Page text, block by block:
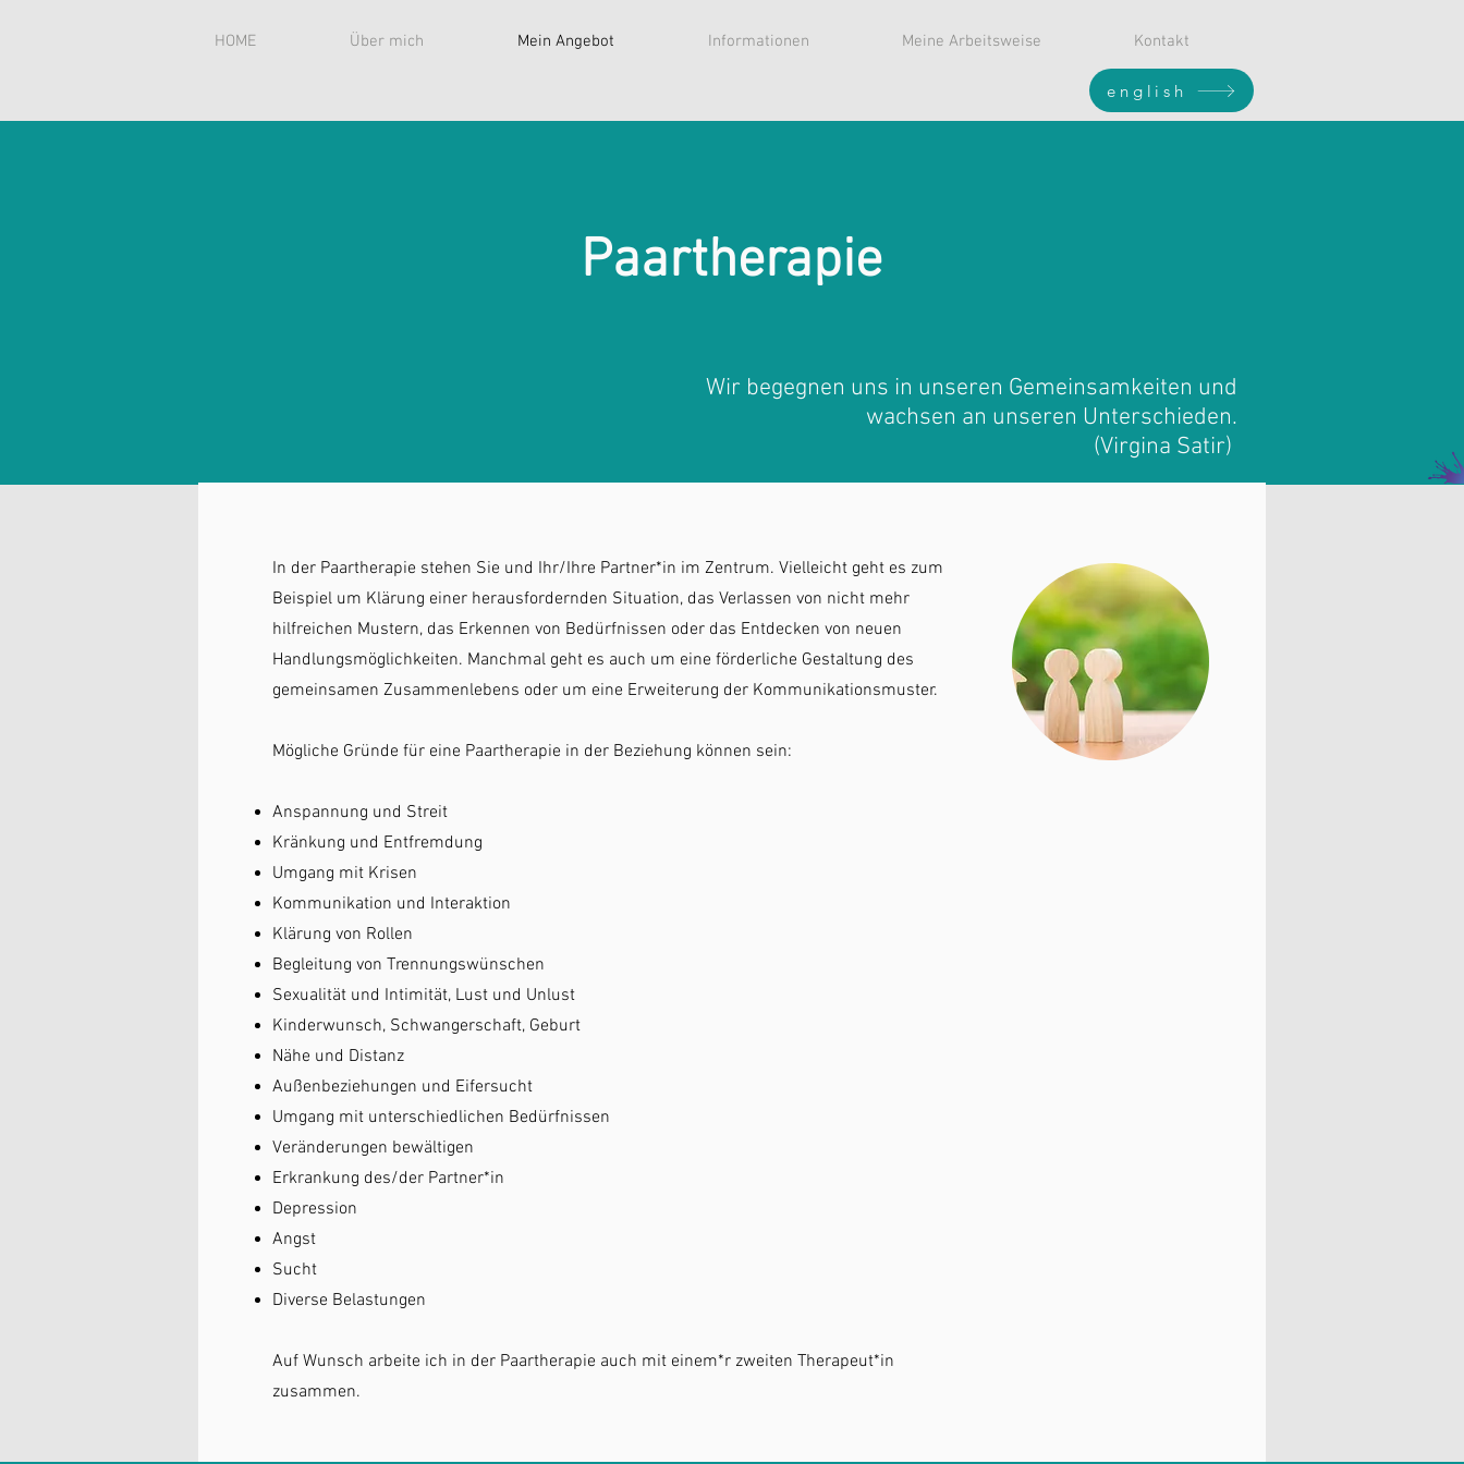
HOME Über mich Mein Angebot Informationen Meine Arbeitsweise Kontakt
english
Paartherapie
Wir begegnen uns in unseren Gemeinsamkeiten und
wachsen an unseren Unterschieden.
(Virgina Satir)
In der Paartherapie stehen Sie und Ihr/Ihre Partner*in im Zentrum. Vielleicht geht es zum
Beispiel um Klärung einer herausfordernden Situation, das Verlassen von nicht mehr
hilfreichen Mustern, das Erkennen von Bedürfnissen oder das Entdecken von neuen
Handlungsmöglichkeiten. Manchmal geht es auch um eine förderliche Gestaltung des
gemeinsamen Zusammenlebens oder um eine Erweiterung der Kommunikationsmuster.
Mögliche Gründe für eine Paartherapie in der Beziehung können sein:
Anspannung und Streit
Kränkung und Entfremdung
Umgang mit Krisen
Kommunikation und Interaktion
Klärung von Rollen
Begleitung von Trennungswünschen
Sexualität und Intimität, Lust und Unlust
Kinderwunsch, Schwangerschaft, Geburt
Nähe und Distanz
Außenbeziehungen und Eifersucht
Umgang mit unterschiedlichen Bedürfnissen
Veränderungen bewältigen
Erkrankung des/der Partner*in
Depression
Angst
Sucht
Diverse Belastungen
Auf Wunsch arbeite ich in der Paartherapie auch mit einem*r zweiten Therapeut*in
zusammen.